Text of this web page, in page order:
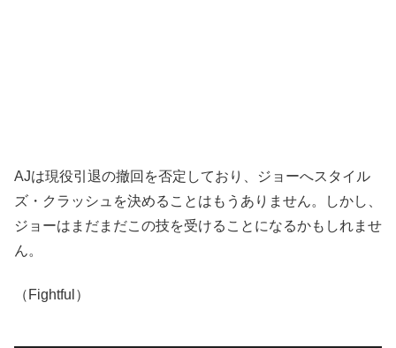
AJは現役引退の撤回を否定しており、ジョーへスタイル
ズ・クラッシュを決めることはもうありません。しかし、
ジョーはまだまだこの技を受けることになるかもしれませ
ん。
（Fightful）